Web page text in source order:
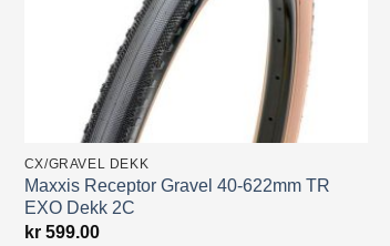
CX/GRAVEL DEKK
Maxxis Receptor Gravel 40-622mm TR
EXO Dekk 2C
kr599.00